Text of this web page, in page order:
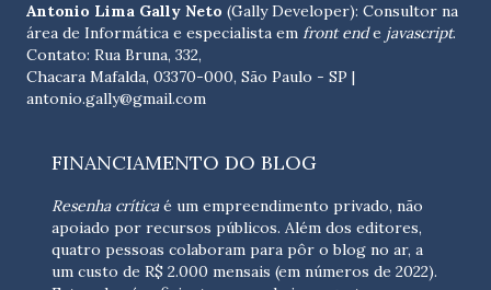
Antonio Lima Gally Neto (Gally Developer): Consultor na
área de Informática e especialista em front ende javascript.
Contato: Rua Bruna, 332,
Chacara Mafalda, 03370-000, São Paulo - SP |
antonio.gally@gmail.com
FINANCIAMENTO DO BLOG
Resenha críticaé um empreendimento privado, não
apoiado por recursos públicos. Além dos editores,
quatro pessoas colaboram para pôr o blog no ar, a
um custo de R$ 2.000 mensais (em números de 2022).